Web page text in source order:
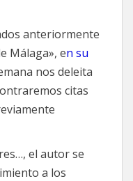
anteriormente
Málaga», en su
nos deleita
citas
el autor se
a los